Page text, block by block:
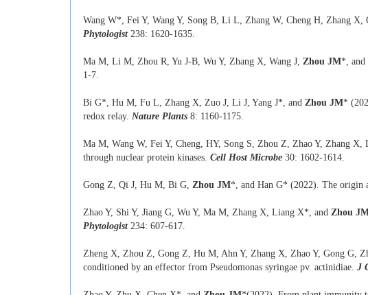
Wang W*, Fei Y, Wang Y, Song B, Li L, Zhang W, Cheng H, Zhang X,
Phytologist238: 1620-1635.
Ma M, Li M, Zhou R, Yu J-B, Wu Y, Zhang X, Wang J, Zhou JM*, and
1-7.
Bi G*, Hu M, Fu L, Zhang X, Zuo J, Li J, Yang J*, and Zhou JM*
redox relay. Nature Plants 8: 1160-1175.
Ma M, Wang W, Fei Y, Cheng, HY, Song S, Zhou Z, Zhao Y, Zhang
through nuclear protein kinases. Cell Host Microbe 30: 1602-1614.
Gong Z, Qi J, Hu M, Bi G, Zhou JM*, and Han G* (2022). The origin
Zhao Y, Shi Y, Jiang G, Wu Y, Ma M, Zhang X, Liang X*, and Zhou
Phytologist 234: 607-617.
Zheng X, Zhou Z, Gong Z, Hu M, Ahn Y, Zhang X, Zhao Y, Gong G,
conditioned by an effector from Pseudomonas syringae pv. actinidiae. J